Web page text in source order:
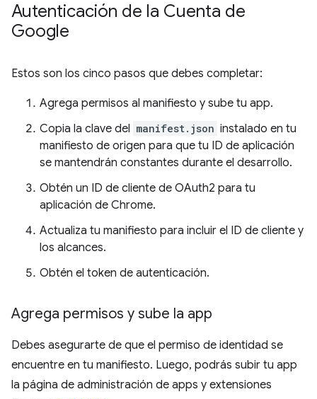
Autenticación de la Cuenta de
Google
Estos son los cinco pasos que debes completar:
Agrega permisos al manifiesto y sube tu app.
Copia la clave del manifest.json instalado en tu
manifiesto de origen para que tu ID de aplicación
se mantendrán constantes durante el desarrollo.
Obtén un ID de cliente de OAuth2 para tu
aplicación de Chrome.
Actualiza tu manifiesto para incluir el ID de cliente y
los alcances.
Obtén el token de autenticación.
Agrega permisos y sube la app
Debes asegurarte de que el permiso de identidad se
encuentre en tu manifiesto. Luego, podrás subir tu app
la página de administración de apps y extensiones